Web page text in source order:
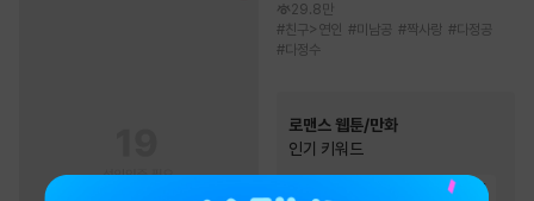
29.8만
#친구>연인 #미남공 #짝사랑 #다정공
#다정수
로맨스 웹툰/만화
인기 키워드
오피스물